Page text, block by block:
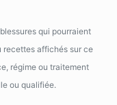
qui pourraient
recettes affichés sur ce
régime ou traitement
ou qualifiée.